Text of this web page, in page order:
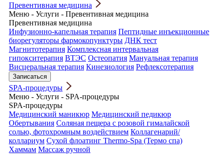
Превентивная медицина
Меню - Услуги - Превентивная медицина
Превентивная медицина
Инфузионно-капельная терапия Пептидные инъекционные
биорегуляторы фармокопунктуры ДНК тест
Магнитотерапия Комплексная интервальная
гипокситерапия ВТЭС Остеопатия Мануальная терапия
Висцеральная терапия Кинезиология Рефлексотерапия
Записаться
SPA-процедуры
Меню - Услуги - SPA-процедуры
SPA-процедуры
Медицинский маникюр Медицинский педикюр
Обертывания Соляная пещера с розовой гималайской
солью, фотохромным воздействием Коллагенарий/
коллариум Сухой флоатинг Thermo-Spa (Термо спа)
Хаммам Массаж ручной